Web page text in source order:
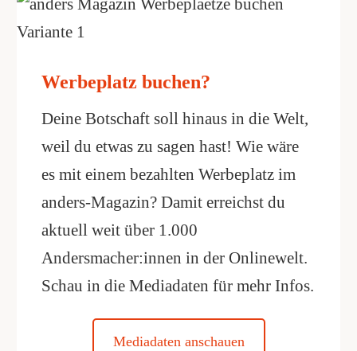
Werbeplatz buchen?
Deine Botschaft soll hinaus in die Welt,
weil du etwas zu sagen hast! Wie wäre
es mit einem bezahlten Werbeplatz im
anders-Magazin? Damit erreichst du
aktuell weit über 1.000
Andersmacher:innen in der Onlinewelt.
Schau in die Mediadaten für mehr Infos.
Mediadaten anschauen